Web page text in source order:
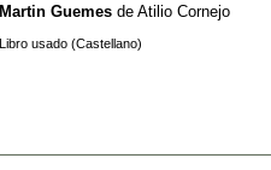
Martin Guemes de Atilio Cornejo
Libro usado (Castellano)